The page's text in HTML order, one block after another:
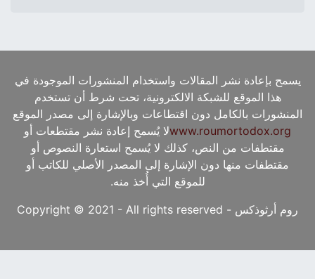
يسمح بإعادة نشر المقالات واستخدام المنشورات الموجودة في
هذا الموقع للشبكة الالكترونية، تحت شرط أن تستخدم
المنشورات بالكامل دون اقتطاعات وبالإشارة إلى مصدر الموقع
www.roumortodox.orgلا يُسمح إعادة نشر مقتطعات أو
مقتطفات من النص، كذلك لا يُسمح استعارة النصوص أو
مقتطفات منها دون الإشارة إلى المصدر الأصلي للكاتب أو
للموقع التي أُخذ منه.
روم أرثوذكس - Copyright © 2021 - All rights reserved